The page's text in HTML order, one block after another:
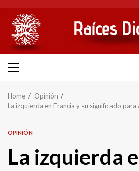
content
Primary
Home
Opinión
La izquierda en Francia y su significado para
OPINIÓN
La izquierda